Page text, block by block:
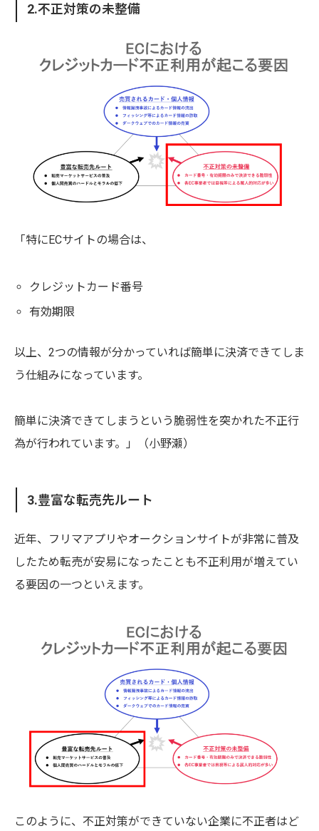
2.不正対策の未整備
「特にECサイトの場合は、
クレジットカード番号
有効期限
以上、2つの情報が分かっていれば簡単に決済できてしま
う仕組みになっています。
簡単に決済できてしまうという脆弱性を突かれた不正行
為が行われています。」（小野瀬）
3.豊富な転売先ルート
近年、フリマアプリやオークションサイトが非常に普及
したため転売が安易になったことも不正利用が増えてい
る要因の一つといえます。
このように、不正対策ができていない企業に不正者はど